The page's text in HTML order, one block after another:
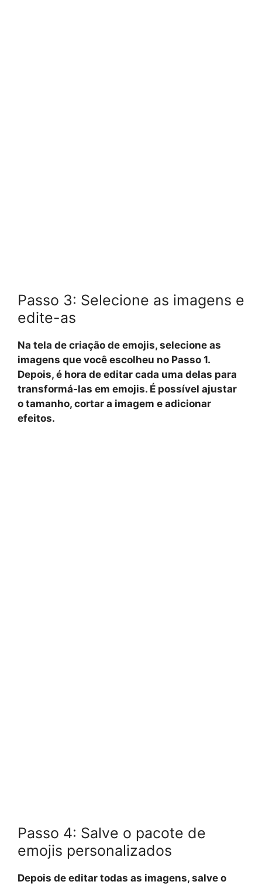
Passo 3: Selecione as imagens e
edite-as
Na tela de criação de emojis, selecione as
imagens que você escolheu no Passo 1.
Depois, é hora de editar cada uma delas para
transformá-las em emojis. É possível ajustar
o tamanho, cortar a imagem e adicionar
efeitos.
Passo 4: Salve o pacote de
emojis personalizados
Depois de editar todas as imagens, salve o